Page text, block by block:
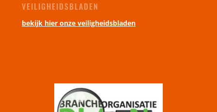
VEILIGHEIDSBLADEN
bekijk hier onze veiligheidsbladen